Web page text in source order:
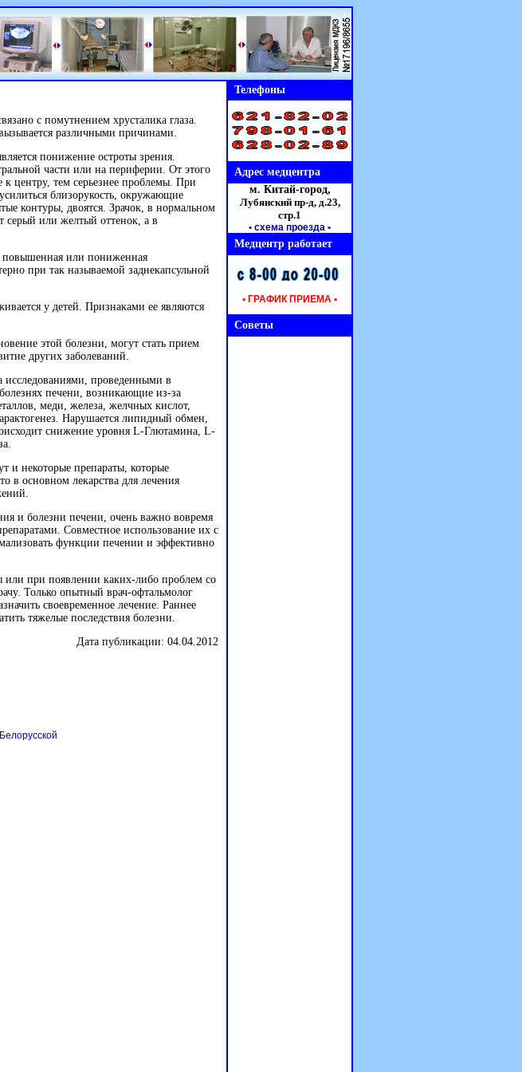
с помутнением хрусталика глаза.
различными причинами.
понижение остроты зрения.
части или на периферии. От этого
центру, тем серьезнее проблемы. При
близорукость, окружающие
контуры, двоятся. Зрачок, в нормальном
серый или желтый оттенок, а в
повышенная или пониженная
при так называемой заднекапсульной
у детей. Признаками ее являются
этой болезни, могут стать прием
других заболеваний.
исследованиями, проведенными в
печени, возникающие из-за
меди, железа, желчных кислот,
Нарушается липидный обмен,
снижение уровня L-Глютамина, L-
и некоторые препараты, которые
в основном лекарства для лечения
и болезни печени, очень важно вовремя
Совместное использование их с
функции печении и эффективно
или при появлении каких-либо проблем со
Только опытный врач-офтальмолог
своевременное лечение. Раннее
тяжелые последствия болезни.
Дата публикации: 04.04.2012
Телефоны
Адрес медцентра
м. Китай-город,
Лубянский пр-д, д.23,
стр.1
• схема проезда •
Медцентр работает
• ГРАФИК ПРИЕМА •
Советы